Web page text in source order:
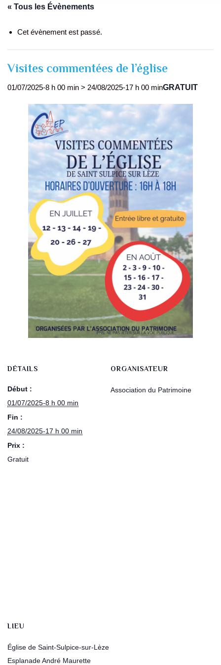
« Tous les Évènements
Cet évènement est passé.
Visites commentées de l’église
01/07/2025-8 h 00 min > 24/08/2025-17 h 00 minGRATUIT
DÉTAILS
Début :
01/07/2025-8 h 00 min
Fin :
24/08/2025-17 h 00 min
Prix :
Gratuit
ORGANISATEUR
Association du Patrimoine
LIEU
Église de Saint-Sulpice-sur-Lèze
Esplanade André Maurette